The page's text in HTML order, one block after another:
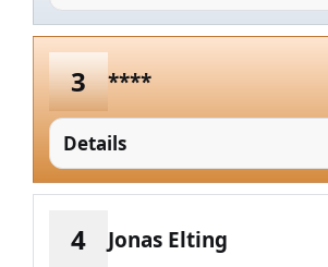
3 ****
Details
4 Jonas Elting